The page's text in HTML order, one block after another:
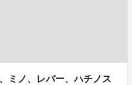
ミノ、レバー、ハチノス